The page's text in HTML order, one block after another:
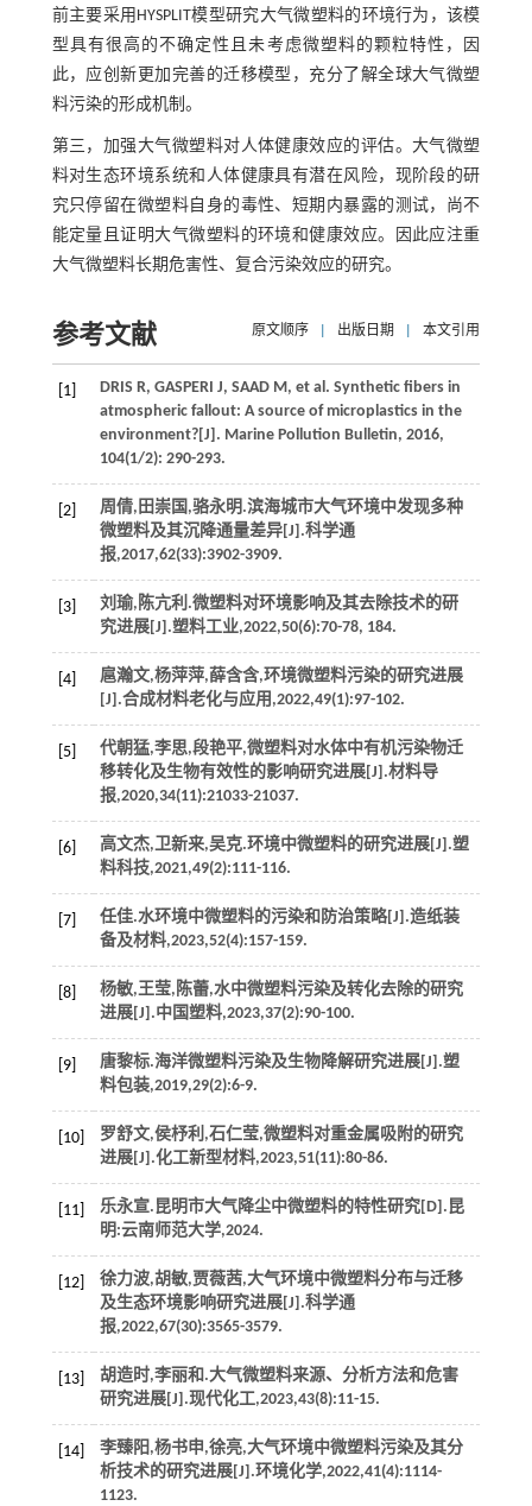
前主要采用HYSPLIT模型研究大气微塑料的环境行为，该模
型具有很高的不确定性且未考虑微塑料的颗粒特性，因
此，应创新更加完善的迁移模型，充分了解全球大气微塑
料污染的形成机制。
第三，加强大气微塑料对人体健康效应的评估。大气微塑
料对生态环境系统和人体健康具有潜在风险，现阶段的研
究只停留在微塑料自身的毒性、短期内暴露的测试，尚不
能定量且证明大气微塑料的环境和健康效应。因此应注重
大气微塑料长期危害性、复合污染效应的研究。
参考文献 原文顺序 出版日期 本文引用
[1] DRIS R, GASPERI J, SAAD M, et al. Synthetic fibers in
atmospheric fallout: A source of microplastics in the
environment?[J]. Marine Pollution Bulletin, 2016,
104(1/2): 290-293.
[2]
周倩,田崇国,骆永明.滨海城市大气环境中发现多种
微塑料及其沉降通量差异[J].科学通
报,2017,62(33):3902-3909.
[3]
刘瑜,陈亢利.微塑料对环境影响及其去除技术的研
究进展[J].塑料工业,2022,50(6):70-78, 184.
[4]
扈瀚文,杨萍萍,薛含含,环境微塑料污染的研究进展
[J].合成材料老化与应用 ,2022,49(1):97-102.
[5]
代朝猛,李思,段艳平,微塑料对水体中有机污染物迁
移转化及生物有效性的影响研究进展[J].材料导
报,2020,34(11):21033-21037.
[6] 高文杰,卫新来,吴克.环境中微塑料的研究进展[J].塑
料科技,2021,49(2):111-116.
[7] 任佳.水环境中微塑料的污染和防治策略[J].造纸装
备及材料,2023,52(4):157-159.
[8]
杨敏,王莹,陈蕾,水中微塑料污染及转化去除的研究
进展[J].中国塑料,2023,37(2):90-100.
[9] 唐黎标.海洋微塑料污染及生物降解研究进展[J].塑
料包装,2019,29(2):6-9.
[10]
罗舒文,侯杼利,石仁莹,微塑料对重金属吸附的研究
进展[J].化工新型材料,2023,51(11):80-86.
[11]
乐永宣.昆明市大气降尘中微塑料的特性研究[D].昆
明:云南师范大学,2024.
[12]
徐力波,胡敏,贾薇茜,大气环境中微塑料分布与迁移
及生态环境影响研究进展[J].科学通
报,2022,67(30):3565-3579.
[13]
胡造时,李丽和.大气微塑料来源、分析方法和危害
研究进展[J].现代化工,2023,43(8):11-15.
[14]
李臻阳,杨书申,徐亮,大气环境中微塑料污染及其分
析技术的研究进展[J].环境化学,2022,41(4):1114-
1123.